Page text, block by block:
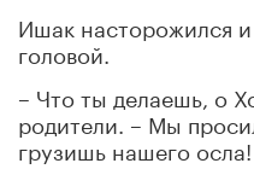
Ишак насторожился
головой.
– Что ты делаешь, о
родители. – Мы
грузишь нашего осла!